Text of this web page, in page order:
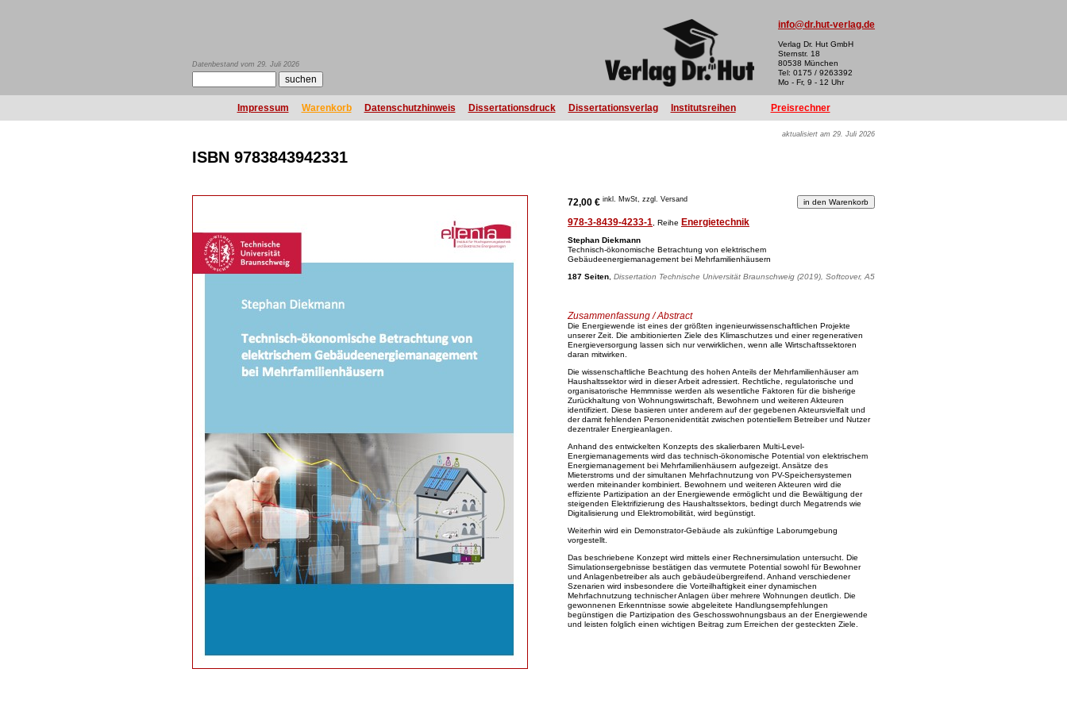
Datenbestand vom 29. Juli 2026
info@dr.hut-verlag.de
Verlag Dr. Hut GmbH
Sternstr. 18
80538 München
Tel: 0175 / 9263392
Mo - Fr, 9 - 12 Uhr
Impressum Warenkorb Datenschutzhinweis Dissertationsdruck Dissertationsverlag Institutsreihen Preisrechner
aktualisiert am 29. Juli 2026
ISBN 9783843942331
72,00 € inkl. MwSt, zzgl. Versand
978-3-8439-4233-1 , Reihe Energietechnik
Stephan Diekmann
Technisch-ökonomische Betrachtung von elektrischem
Gebäudeenergiemanagement bei Mehrfamilienhäusern
187 Seiten Dissertation Technische Universität Braunschweig (2019), Softcover, A5
Zusammenfassung / Abstract
Die Energiewende ist eines der größten ingenieurwissenschaftlichen Projekte
unserer Zeit. Die ambitionierten Ziele des Klimaschutzes und einer regenerativen
Energieversorgung lassen sich nur verwirklichen, wenn alle Wirtschaftssektoren
daran mitwirken.
Die wissenschaftliche Beachtung des hohen Anteils der Mehrfamilienhäuser am
Haushaltssektor wird in dieser Arbeit adressiert. Rechtliche, regulatorische und
organisatorische Hemmnisse werden als wesentliche Faktoren für die bisherige
Zurückhaltung von Wohnungswirtschaft, Bewohnern und weiteren Akteuren
identifiziert. Diese basieren unter anderem auf der gegebenen Akteursvielfalt und
der damit fehlenden Personenidentität zwischen potentiellem Betreiber und Nutzer
dezentraler Energieanlagen.
Anhand des entwickelten Konzepts des skalierbaren Multi-Level-
Energiemanagements wird das technisch-ökonomische Potential von elektrischem
Energiemanagement bei Mehrfamilienhäusern aufgezeigt. Ansätze des
Mieterstroms und der simultanen Mehrfachnutzung von PV-Speichersystemen
werden miteinander kombiniert. Bewohnern und weiteren Akteuren wird die
effiziente Partizipation an der Energiewende ermöglicht und die Bewältigung der
steigenden Elektrifizierung des Haushaltssektors, bedingt durch Megatrends wie
Digitalisierung und Elektromobilität, wird begünstigt.
Weiterhin wird ein Demonstrator-Gebäude als zukünftige Laborumgebung
vorgestellt.
Das beschriebene Konzept wird mittels einer Rechnersimulation untersucht. Die
Simulationsergebnisse bestätigen das vermutete Potential sowohl für Bewohner
und Anlagenbetreiber als auch gebäudeübergreifend. Anhand verschiedener
Szenarien wird insbesondere die Vorteilhaftigkeit einer dynamischen
Mehrfachnutzung technischer Anlagen über mehrere Wohnungen deutlich. Die
gewonnenen Erkenntnisse sowie abgeleitete Handlungsempfehlungen
begünstigen die Partizipation des Geschosswohnungsbaus an der Energiewende
und leisten folglich einen wichtigen Beitrag zum Erreichen der gesteckten Ziele.